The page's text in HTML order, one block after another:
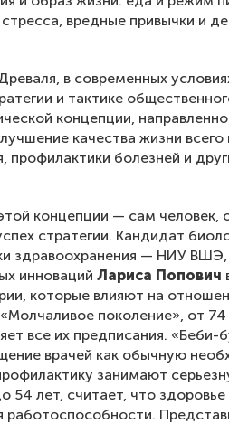
вредные привычки и
в современных
и тактике
концепции,
качества жизни
профилактики болезней и
концепции — сам человек,
стратегии. Кандидат
здравоохранения — НИУ
инноваций Лариса Попович
которые влияют на
поколение», от
все их предписания.
врачей как обычную
занимают
54 лет, считает, что